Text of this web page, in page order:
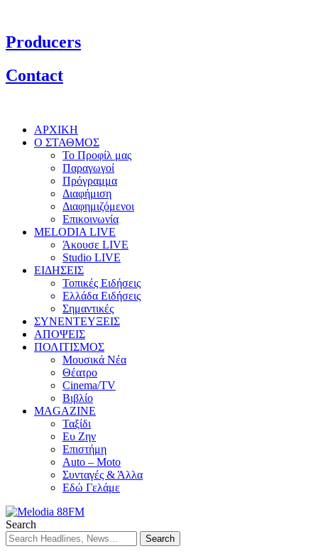
Producers
Contact
ΑΡΧΙΚΗ
Ο ΣΤΑΘΜΟΣ
Το Προφίλ μας
Παραγωγοί
Πρόγραμμα
Διαφήμιση
Διαφημιζόμενοι
Επικοινωνία
MELODIA LIVE
Άκουσε LIVE
Studio LIVE
ΕΙΔΗΣΕΙΣ
Τοπικές Ειδήσεις
Ελλάδα Ειδήσεις
Σημαντικές
ΣΥΝΕΝΤΕΥΞΕΙΣ
ΑΠΟΨΕΙΣ
ΠΟΛΙΤΙΣΜΟΣ
Μουσικά Νέα
Θέατρο
Cinema/TV
Βιβλίο
MAGAZINE
Ταξίδι
Ευ Ζην
Επιστήμη
Auto – Moto
Συνταγές & Άλλα
Εδώ Γελάμε
Search